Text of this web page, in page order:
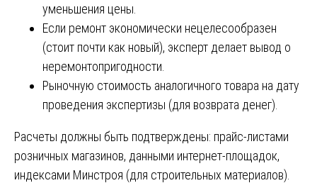
уменьшения цены.
Если ремонт экономически нецелесообразен
(стоит почти как новый), эксперт делает вывод о
неремонтопригодности.
Рыночную стоимость аналогичного товара на дату
проведения экспертизы (для возврата денег).
Расчеты должны быть подтверждены: прайс-листами
розничных магазинов, данными интернет-площадок,
индексами Минстроя (для строительных материалов).